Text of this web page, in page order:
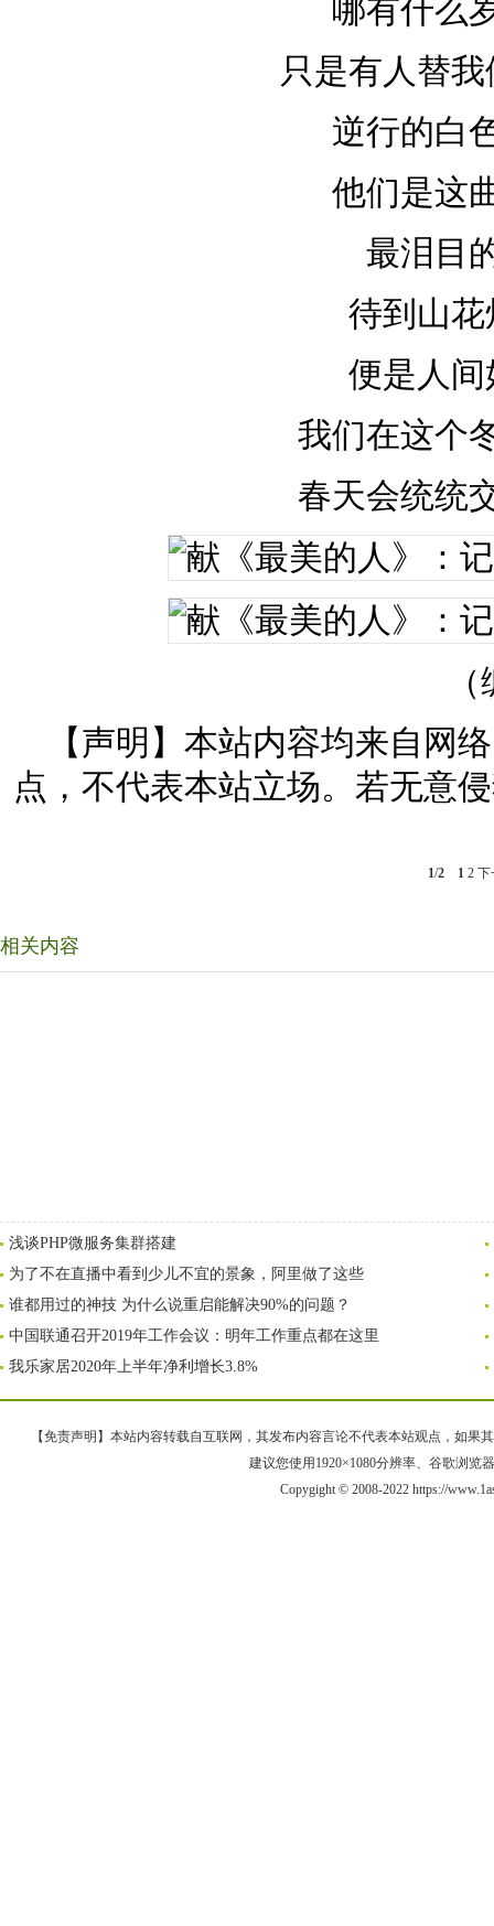
哪有什么
只是有人替
逆行的白
他们是这
最泪目
待到山
便是人
我们在这个
春天会统统
【声明】本站内容均来自网
点，不代表本站立场。若无意
1/2 1 2 下
相关内容
浅谈PHP微服务集群搭建
为了不在直播中看到少儿不宜的景象，阿里做了这些
谁都用过的神技 为什么说重启能解决90%的问题？
中国联通召开2019年工作会议：明年工作重点都在这里
我乐家居2020年上半年净利增长3.8%
【免责声明】本站内容转载自互联网，其发布内容言论不代表本站观点，如果
建议您使用1920×1080分辨率、谷歌浏览
Copygight © 2008-2022 https://